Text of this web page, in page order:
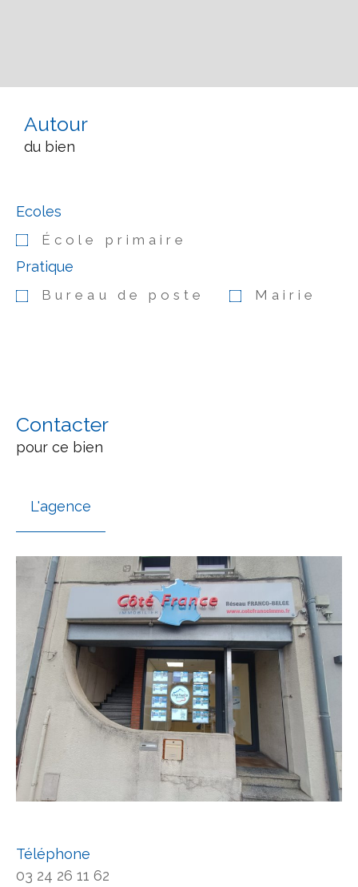
Autour
du bien
Ecoles
École primaire
Pratique
Bureau de poste Mairie
Contacter
pour ce bien
L'agence
Téléphone
03 24 26 11 62